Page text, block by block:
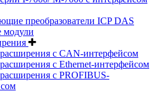
преобразователи ICP DAS
модули
с CAN-интерфейсом
с Ethernet-интерфейсом
с PROFIBUS-